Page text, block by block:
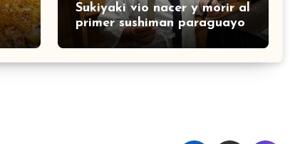
Sukiyaki vio nacer y morir al
primer sushiman paraguayo